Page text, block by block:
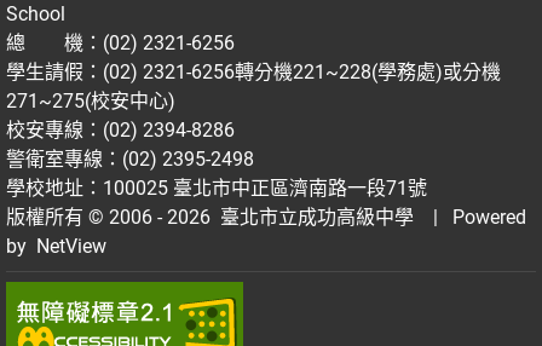
School
總 機：(02) 2321-6256
學生請假：(02) 2321-6256轉分機221~228(學務處)或分機
271~275(校安中心)
校安專線：(02) 2394-8286
警衛室專線：(02) 2395-2498
學校地址：100025 臺北市中正區濟南路一段71號
版權所有 © 2006 - 2026 臺北市立成功高級中學
| Powered
by NetView